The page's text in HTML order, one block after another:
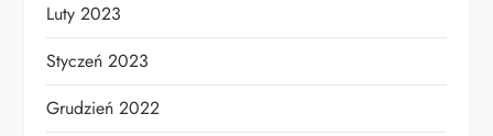
Luty 2023
Styczeń 2023
Grudzień 2022